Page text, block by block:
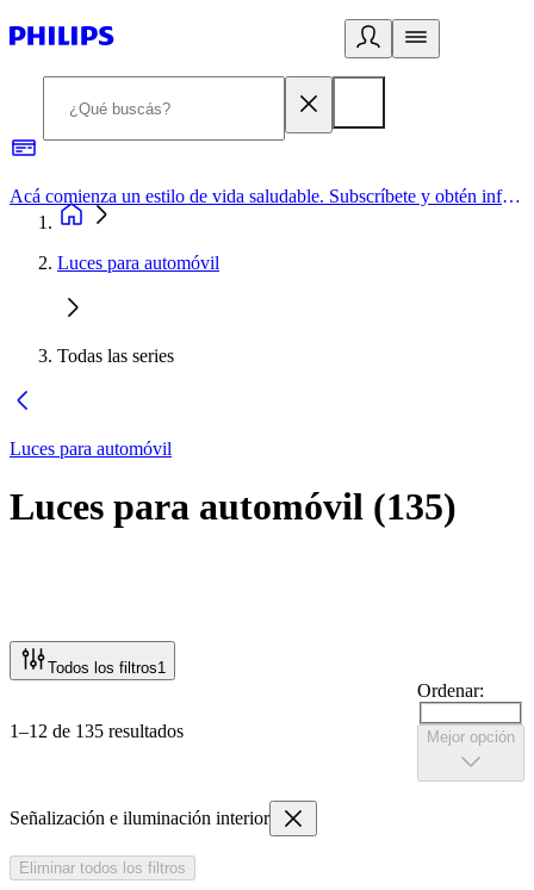
Acá comienza un estilo de vida saludable. Subscríbete y obtén información de primera mano
Luces para automóvil
Todas las series
Luces para automóvil
Luces para automóvil (135)
Todos los filtros1
1–12 de 135 resultados
Ordenar:
Mejor opción
Señalización e iluminación interior
Eliminar todos los filtros